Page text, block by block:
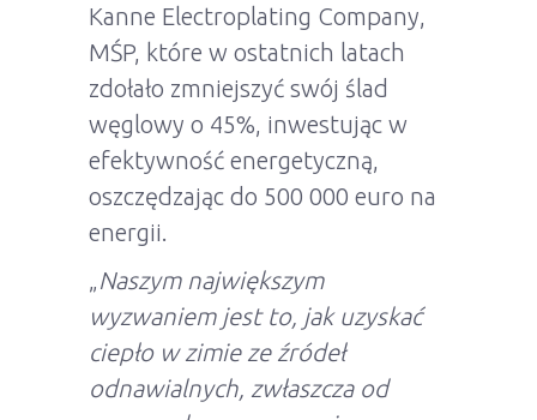
Kanne Electroplating Company,
MŚP, które w ostatnich latach
zdołało zmniejszyć swój ślad
węglowy o 45%, inwestując w
efektywność energetyczną,
oszczędzając do 500 000 euro na
energii.
„Naszym największym
wyzwaniem jest to, jak uzyskać
ciepło w zimie ze źródeł
odnawialnych, zwłaszcza od